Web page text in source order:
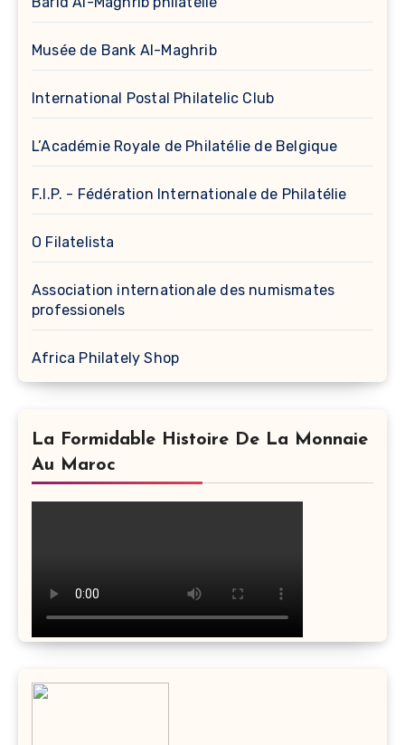
Musée de Bank Al-Maghrib
International Postal Philatelic Club
L’Académie Royale de Philatélie de Belgique
F.I.P. - Fédération Internationale de Philatélie
O Filatelista
Association internationale des numismates
professionels
Africa Philately Shop
La Formidable Histoire De La Monnaie
Au Maroc